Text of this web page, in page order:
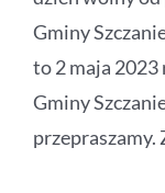
Gminy
to 2 maja 2023
Gminy
przepraszamy.